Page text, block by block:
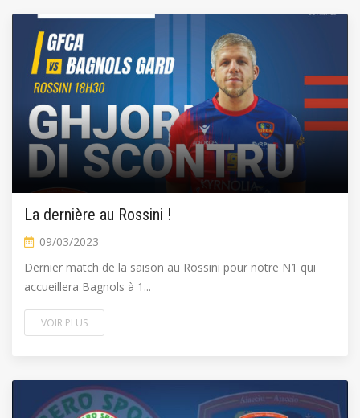
La dernière au Rossini !
09/03/2023
Dernier match de la saison au Rossini pour notre N1 qui
accueillera Bagnols à 1...
VOIR PLUS